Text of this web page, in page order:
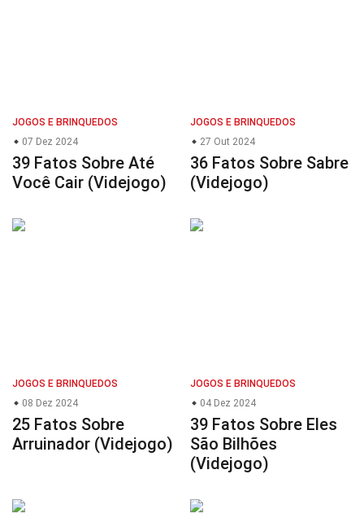
JOGOS E BRINQUEDOS
07 Dez 2024
39 Fatos Sobre Até
Você Cair (Videjogo)
JOGOS E BRINQUEDOS
27 Out 2024
36 Fatos Sobre Sabre
(Videjogo)
JOGOS E BRINQUEDOS
08 Dez 2024
25 Fatos Sobre
Arruinador (Videjogo)
JOGOS E BRINQUEDOS
04 Dez 2024
39 Fatos Sobre Eles
São Bilhões
(Videjogo)